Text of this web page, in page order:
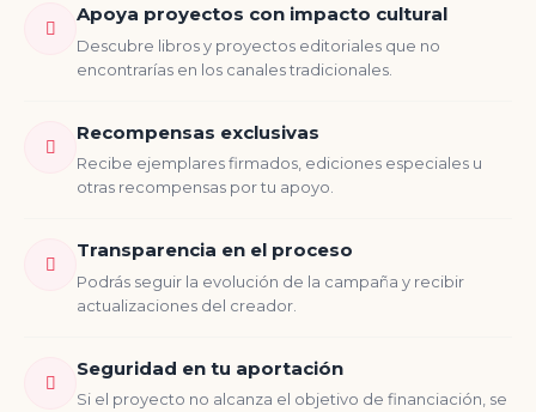
Apoya proyectos con impacto cultural
Descubre libros y proyectos editoriales que no
encontrarías en los canales tradicionales.
Recompensas exclusivas
Recibe ejemplares firmados, ediciones especiales u
otras recompensas por tu apoyo.
Transparencia en el proceso
Podrás seguir la evolución de la campaña y recibir
actualizaciones del creador.
Seguridad en tu aportación
Si el proyecto no alcanza el objetivo de financiación, se